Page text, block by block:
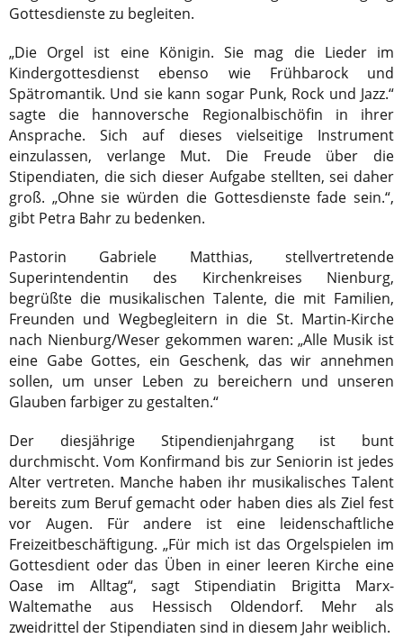
Gottesdienste zu begleiten.
„Die Orgel ist eine Königin. Sie mag die Lieder im
Kindergottesdienst ebenso wie Frühbarock und
Spätromantik. Und sie kann sogar Punk, Rock und Jazz.“
sagte die hannoversche Regionalbischöfin in ihrer
Ansprache. Sich auf dieses vielseitige Instrument
einzulassen, verlange Mut. Die Freude über die
Stipendiaten, die sich dieser Aufgabe stellten, sei daher
groß. „Ohne sie würden die Gottesdienste fade sein.“,
gibt Petra Bahr zu bedenken.
Pastorin Gabriele Matthias, stellvertretende
Superintendentin des Kirchenkreises Nienburg,
begrüßte die musikalischen Talente, die mit Familien,
Freunden und Wegbegleitern in die St. Martin-Kirche
nach Nienburg/Weser gekommen waren: „Alle Musik ist
eine Gabe Gottes, ein Geschenk, das wir annehmen
sollen, um unser Leben zu bereichern und unseren
Glauben farbiger zu gestalten.“
Der diesjährige Stipendienjahrgang ist bunt
durchmischt. Vom Konfirmand bis zur Seniorin ist jedes
Alter vertreten. Manche haben ihr musikalisches Talent
bereits zum Beruf gemacht oder haben dies als Ziel fest
vor Augen. Für andere ist eine leidenschaftliche
Freizeitbeschäftigung. „Für mich ist das Orgelspielen im
Gottesdient oder das Üben in einer leeren Kirche eine
Oase im Alltag“, sagt Stipendiatin Brigitta Marx-
Waltemathe aus Hessisch Oldendorf. Mehr als
zweidrittel der Stipendiaten sind in diesem Jahr weiblich.